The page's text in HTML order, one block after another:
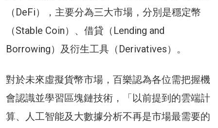
（DeFi），主要分為三大市場，分別是穩定幣
（Stable Coin）、借貸（Lending and
Borrowing）及衍生工具（Derivatives）。
對於未來虛擬貨幣市場，百樂認為各位需把握機
會認識並學習區塊鏈技術，「以前提到的雲端計
算、人工智能及大數據分析不再是市場最需要的